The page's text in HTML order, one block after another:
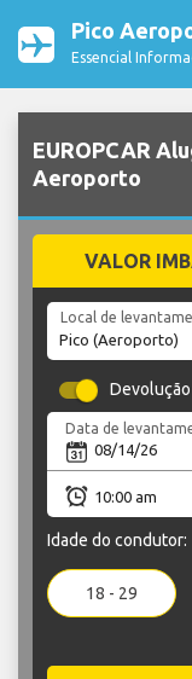
Pico
Essencial
EUROPCAR
Aeroporto
VALOR
Local de
Data de
Idade do condutor:
18 - 29